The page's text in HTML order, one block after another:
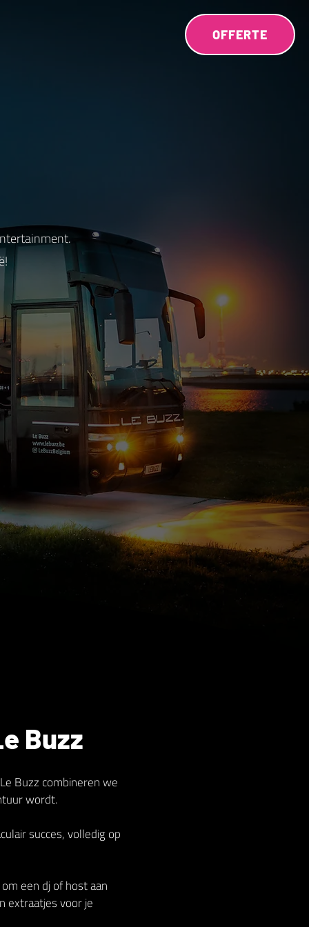
OFFERTE
Buzz
Buzz combineren we
wordt.
succes, volledig op
een dj of host aan
extraatjes voor je